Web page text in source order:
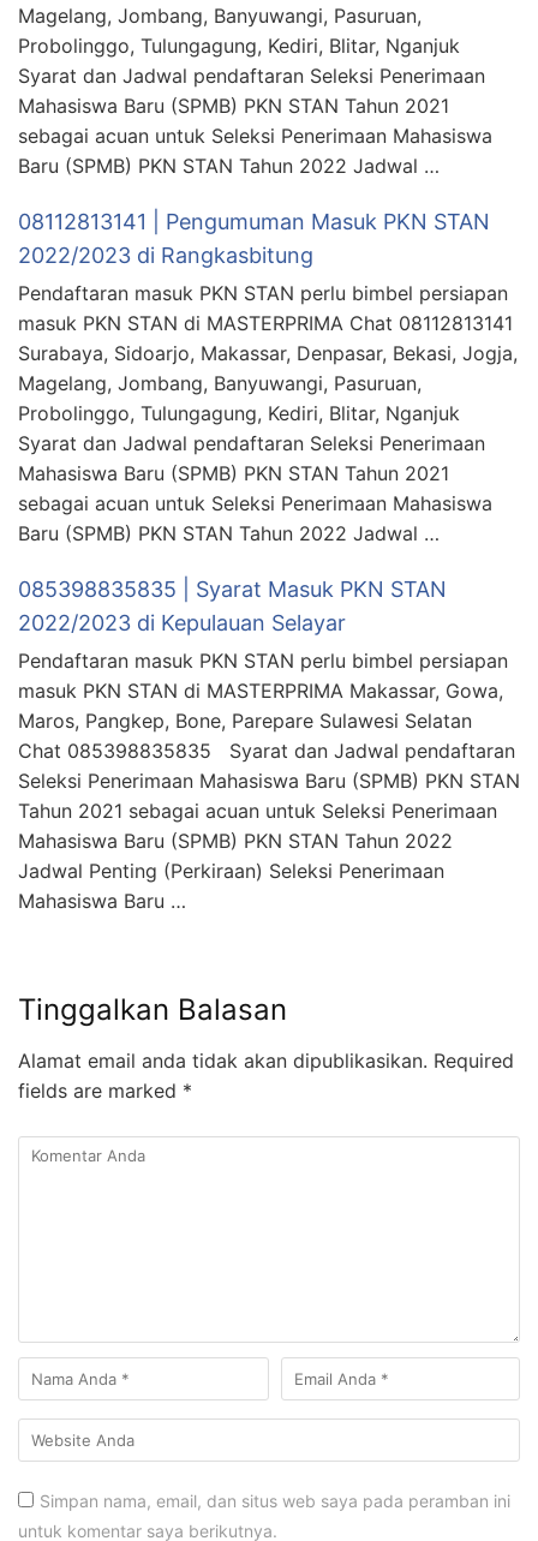
Magelang, Jombang, Banyuwangi, Pasuruan,
Probolinggo, Tulungagung, Kediri, Blitar, Nganjuk
Syarat dan Jadwal pendaftaran Seleksi Penerimaan
Mahasiswa Baru (SPMB) PKN STAN Tahun 2021
sebagai acuan untuk Seleksi Penerimaan Mahasiswa
Baru (SPMB) PKN STAN Tahun 2022 Jadwal …
08112813141 | Pengumuman Masuk PKN STAN
2022/2023 di Rangkasbitung
Pendaftaran masuk PKN STAN perlu bimbel persiapan
masuk PKN STAN di MASTERPRIMA Chat 08112813141
Surabaya, Sidoarjo, Makassar, Denpasar, Bekasi, Jogja,
Magelang, Jombang, Banyuwangi, Pasuruan,
Probolinggo, Tulungagung, Kediri, Blitar, Nganjuk
Syarat dan Jadwal pendaftaran Seleksi Penerimaan
Mahasiswa Baru (SPMB) PKN STAN Tahun 2021
sebagai acuan untuk Seleksi Penerimaan Mahasiswa
Baru (SPMB) PKN STAN Tahun 2022 Jadwal …
085398835835 | Syarat Masuk PKN STAN
2022/2023 di Kepulauan Selayar
Pendaftaran masuk PKN STAN perlu bimbel persiapan
masuk PKN STAN di MASTERPRIMA Makassar, Gowa,
Maros, Pangkep, Bone, Parepare Sulawesi Selatan
Chat 085398835835 Syarat dan Jadwal pendaftaran
Seleksi Penerimaan Mahasiswa Baru (SPMB) PKN STAN
Tahun 2021 sebagai acuan untuk Seleksi Penerimaan
Mahasiswa Baru (SPMB) PKN STAN Tahun 2022
Jadwal Penting (Perkiraan) Seleksi Penerimaan
Mahasiswa Baru …
Tinggalkan Balasan
Alamat email anda tidak akan dipublikasikan. Required
fields are marked *
Simpan nama, email, dan situs web saya pada peramban ini
untuk komentar saya berikutnya.